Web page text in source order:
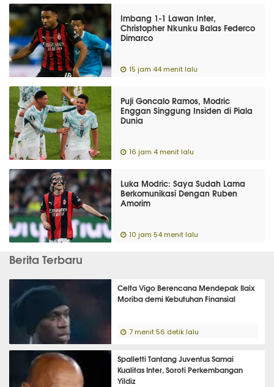
Imbang 1-1 Lawan Inter,
Christopher Nkunku Balas Federco
Dimarco
15 jam 44 menit lalu
Puji Goncalo Ramos, Modric
Enggan Singgung Insiden di Piala
Dunia
16 jam 4 menit lalu
Luka Modric: Saya Sudah Lama
Berkomunikasi Dengan Ruben
Amorim
10 jam 54 menit lalu
Berita Terbaru
Celta Vigo Berencana Mendepak Ilaix
Moriba demi Kebutuhan Finansial
7 menit 56 detik lalu
Spalletti Tantang Juventus Samai
Kualitas Inter, Soroti Perkembangan
Yildiz